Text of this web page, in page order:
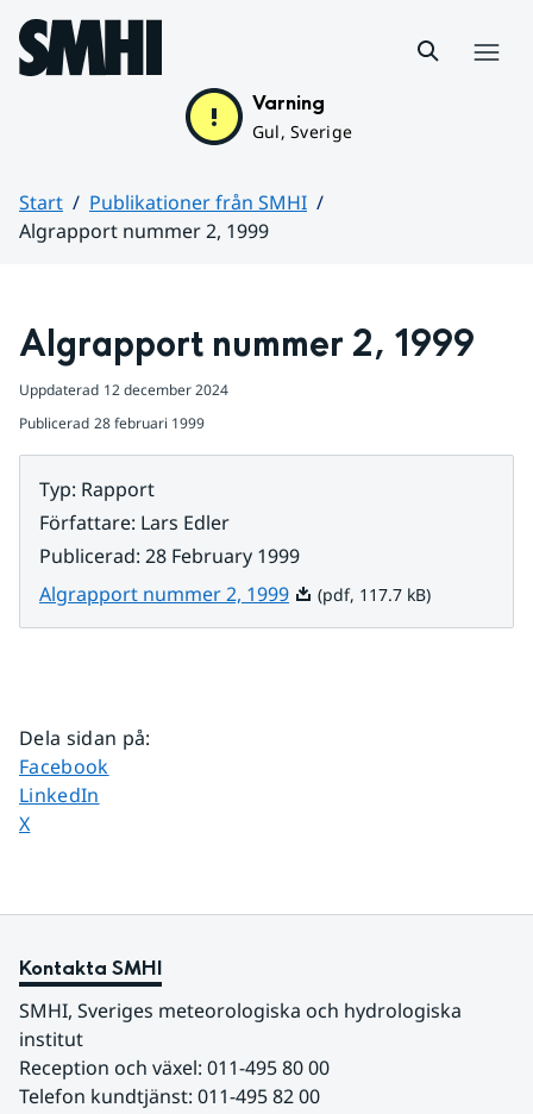
Hoppa till sidans innehåll
Varning
Gul, Sverige
Start
Publikationer från SMHI
Algrapport nummer 2, 1999
Algrapport nummer 2, 1999
Uppdaterad 12 december 2024
Publicerad 28 februari 1999
Typ: Rapport
Författare: Lars Edler
Publicerad: 28 February 1999
Algrapport nummer 2, 1999Pdf, 117.7 kB.
(pdf, 117.7 kB)
Dela sidan på:
Dela sidan på
Facebook
Dela sidan på
LinkedIn
Dela sidan på
X
Kontakta SMHI
SMHI, Sveriges meteorologiska och hydrologiska
institut
Reception och växel: 011-495 80 00
Telefon kundtjänst: 011-495 82 00